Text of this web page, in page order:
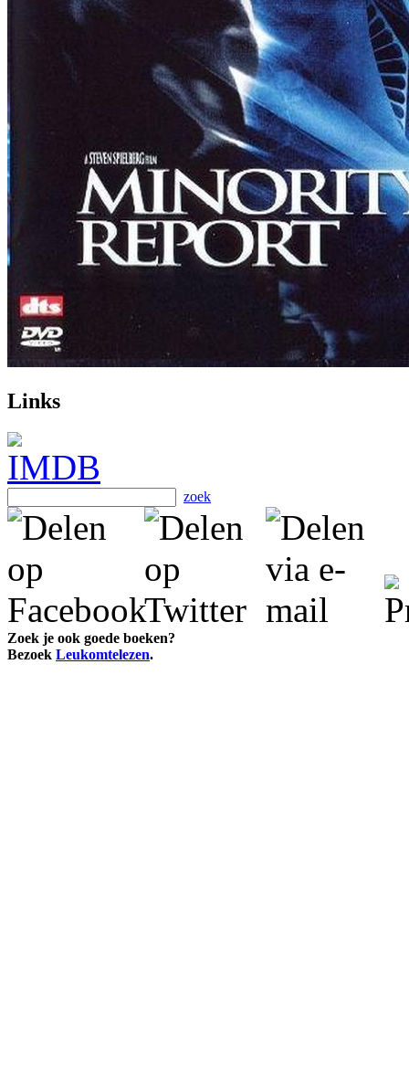
Links
zoek
Zoek je ook goede boeken?
Bezoek Leukomtelezen.